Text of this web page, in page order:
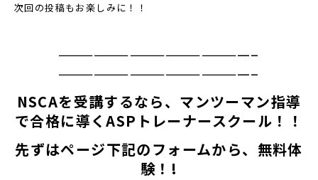
次回の投稿もお楽しみに！！
————————————————–
————————————————–
NSCAを受講するなら、マンツーマン指導
で合格に導くASPトレーナースクール！！
先ずはページ下記のフォームから、無料体
験！!